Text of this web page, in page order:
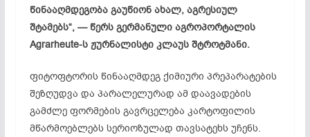
წინააღმდეგობა გაუწიონ ახალ, აგრესიულ
შტამებს“, — წერს გერმანული აგროპორტალის
Agrarheute-ს ჟურნალისტი კლაუს შტროტმანი.
ფიტოფტორის წინააღმდეგ ქიმიური პრეპარატების
შეზღუდვა და პარალელურად ამ დაავადების
გამძლე ფორმების გავრცელება კარტოფილის
მწარმოებლებს სერიოზულად თავსატეხს უჩენს.